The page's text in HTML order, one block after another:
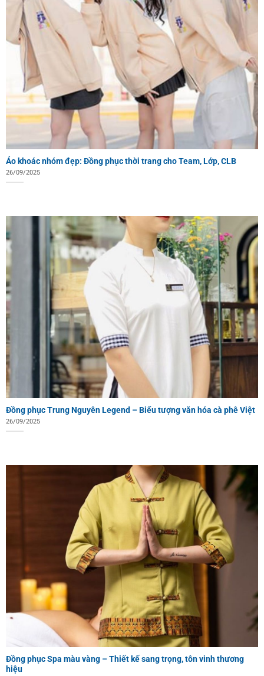
Áo khoác nhóm đẹp: Đồng phục thời trang cho Team, Lớp, CLB
26/09/2025
Đồng phục Trung Nguyên Legend – Biểu tượng văn hóa cà phê Việt
26/09/2025
Đồng phục Spa màu vàng – Thiết kế sang trọng, tôn vinh thương
hiệu